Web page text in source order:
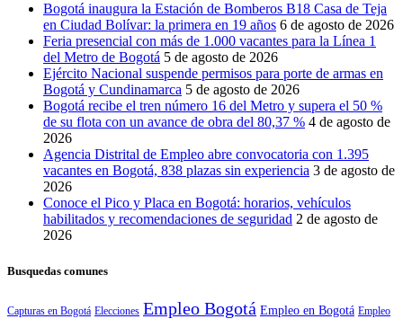
Bogotá inaugura la Estación de Bomberos B18 Casa de Teja
en Ciudad Bolívar: la primera en 19 años 6 de agosto de 2026
Feria presencial con más de 1.000 vacantes para la Línea 1
del Metro de Bogotá 5 de agosto de 2026
Ejército Nacional suspende permisos para porte de armas en
Bogotá y Cundinamarca 5 de agosto de 2026
Bogotá recibe el tren número 16 del Metro y supera el 50 %
de su flota con un avance de obra del 80,37 % 4 de agosto de
2026
Agencia Distrital de Empleo abre convocatoria con 1.395
vacantes en Bogotá, 838 plazas sin experiencia 3 de agosto de
2026
Conoce el Pico y Placa en Bogotá: horarios, vehículos
habilitados y recomendaciones de seguridad 2 de agosto de
2026
Busquedas comunes
Capturas en Bogotá Elecciones Empleo Bogotá Empleo en Bogotá Empleo